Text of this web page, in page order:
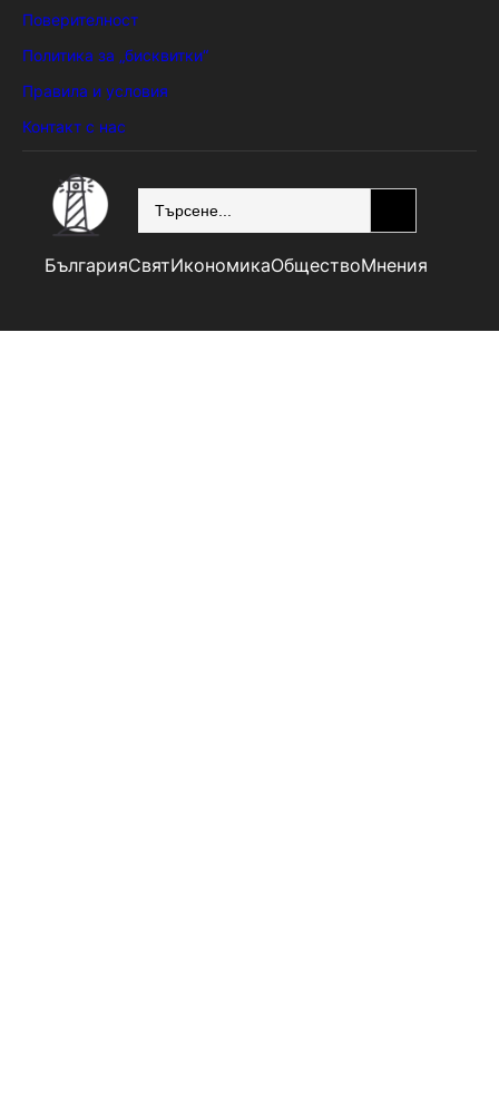
Поверителност
Политика за „бисквитки“
Правила и условия
Контакт с нас
БългарияСвятИкономикаОбществоМнения